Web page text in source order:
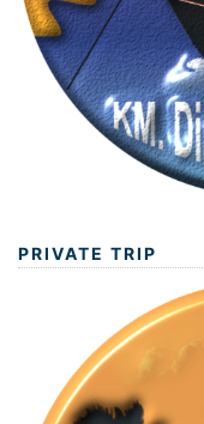
PRIVATE TRIP